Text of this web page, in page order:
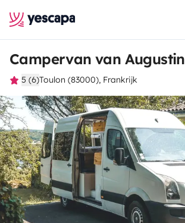
Campervan van Augustin
5 (6)Toulon (83000), Frankrijk